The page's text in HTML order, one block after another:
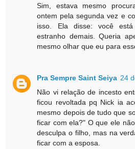
Sim, estava mesmo
ontem pela segunda vez e
isso. Ela disse: você está
estranho demais. Queria
mesmo olhar que eu para
Pra Sempre Saint Seiya 24
Não vi relação de incesto
ficou revoltada pq Nick ia
mesmo depois de tudo que
ficar com ela?" O que ele
desculpa o filho, mas na
ficar com a esposa.